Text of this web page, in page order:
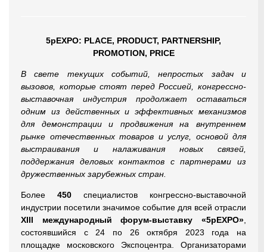
5pEXPO: PLACE, PRODUCT, PARTNERSHIP,
PROMOTION, PRICE
В свете текущих событий, непростых задач и
вызовов, которые стоят перед Россией, конгрессно-
выставочная индустрия продолжает оставаться
одним из действенных и эффективных механизмов
для демонстрации и продвижения на внутреннем
рынке отечественных товаров и услуг, основой для
выстраивания и налаживания новых связей,
поддержания деловых контактов с партнерами из
дружественных зарубежных стран.
Более 450 специалистов конгрессно-выставочной
индустрии посетили значимое событие для всей отрасли
XIII международный форум-выставку «5pEXPO»
состоявшийся с 24 по 26 октября 2023 года на
площадке московского Экспоцентра. Организаторами